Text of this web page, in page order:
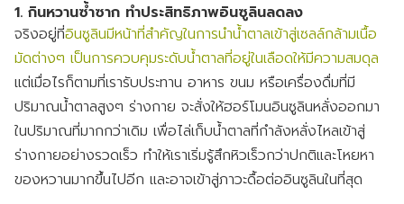
1. กินหวานซ้ำซาก ทำประสิทธิภาพอินซูลินลดลง
จริงอยู่ที่อินซูลินมีหน้าที่สำคัญในการนำน้ำตาลเข้าสู่เซลล์กล้ามเนื้อ
มัดต่างๆ เป็นการควบคุมระดับน้ำตาลที่อยู่ในเลือดให้มีความสมดุล
แต่เมื่อไรก็ตามที่เรารับประทาน อาหาร ขนม หรือเครื่องดื่มที่มี
ปริมาณน้ำตาลสูงๆ ร่างกาย จะสั่งให้ฮอร์โมนอินซูลินหลั่งออกมา
ในปริมาณที่มากกว่าเดิม เพื่อไล่เก็บน้ำตาลที่กำลังหลั่งไหลเข้าสู่
ร่างกายอย่างรวดเร็ว ทำให้เราเริ่มรู้สึกหิวเร็วกว่าปกติและโหยหา
ของหวานมากขึ้นไปอีก และอาจเข้าสู่ภาวะดื้อต่ออินซูลินในที่สุด